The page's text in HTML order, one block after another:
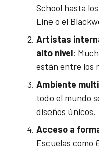
School hasta
Line o el
Artistas
alto nivel:
están entre los
Ambiente
todo el mundo
diseños únicos.
Acceso a
Escuelas como